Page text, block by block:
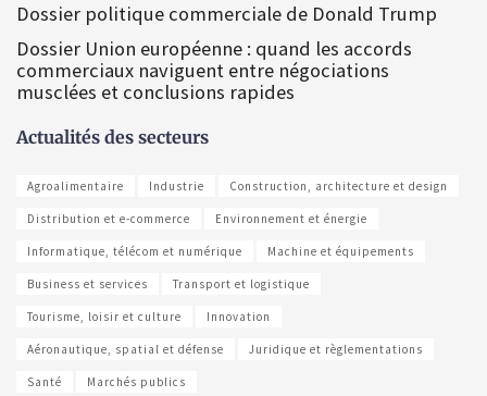
Dossier politique commerciale de Donald Trump
Dossier Union européenne : quand les accords
commerciaux naviguent entre négociations
musclées et conclusions rapides
Actualités des secteurs
Agroalimentaire Industrie Construction, architecture et design
Distribution et e-commerce Environnement et énergie
Informatique, télécom et numérique Machine et équipements
Business et services Transport et logistique
Tourisme, loisir et culture Innovation
Aéronautique, spatial et défense Juridique et règlementations
Santé Marchés publics